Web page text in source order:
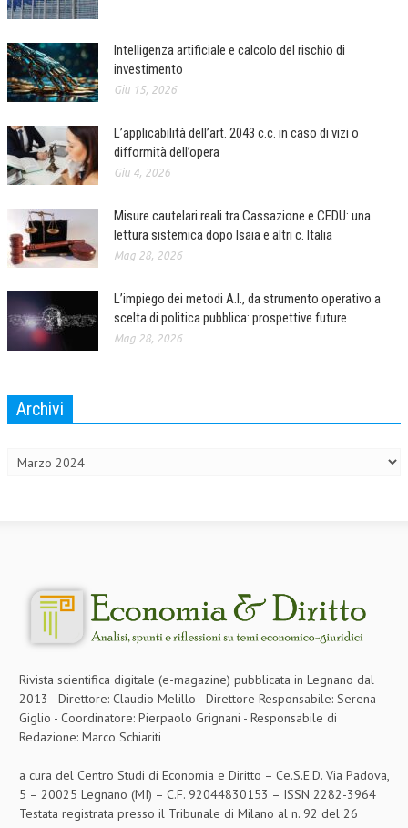
PERSONA E CITTÀ
L’UMANISTA
DIRITTO
DIRITTO DEL LAVORO
DIRITTO DEL WEB
DIRITTO DELLE IMPRESE IN CRISI
CRIMINOLOGIA E CRIMINALISTICA
FISCO
DIRITTO TRIBUTARIO
TAX RISK MANAGEMENT
TRIBUTARIA
GIURISPRUDENZA
EUROPEA
COSTITUZIONALE
TRIBUTARIA
PENALE
Intelligenza artificiale e calcolo del rischio di
investimento
Giu 15, 2026
L’applicabilità dell’art. 2043 c.c. in caso di vizi o
difformità dell’opera
Giu 4, 2026
Misure cautelari reali tra Cassazione e CEDU: una
lettura sistemica dopo Isaia e altri c. Italia
Mag 28, 2026
L’impiego dei metodi A.I., da strumento operativo a
scelta di politica pubblica: prospettive future
Mag 28, 2026
Archivi
Rivista scientifica digitale (e-magazine) pubblicata in Legnano dal
2013 - Direttore: Claudio Melillo - Direttore Responsabile: Serena
Giglio - Coordinatore: Pierpaolo Grignani - Responsabile di
Redazione: Marco Schiariti
a cura del Centro Studi di Economia e Diritto – Ce.S.E.D. Via Padova,
5 – 20025 Legnano (MI) – C.F. 92044830153 – ISSN 2282-3964
Testata registrata presso il Tribunale di Milano al n. 92 del 26